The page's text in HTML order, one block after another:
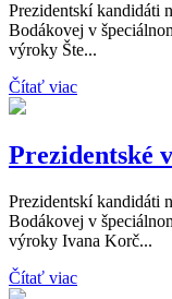
Prezidentskí kandidáti
Bodákovej v
výroky Šte...
Čítať viac
Prezidentské
Prezidentskí kandidáti
Bodákovej v
výroky Ivana Korč...
Čítať viac